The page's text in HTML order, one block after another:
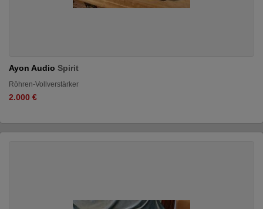
Ayon Audio Spirit
Röhren-Vollverstärker
2.000 €